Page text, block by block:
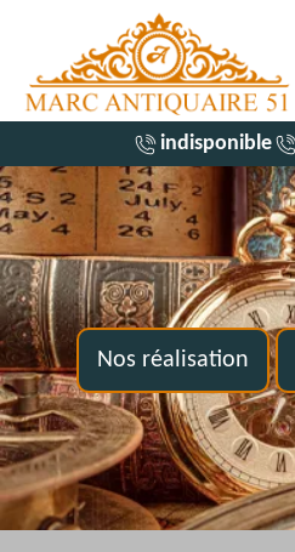
indisponible
Nos réalisation